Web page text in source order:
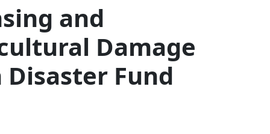
and
Damage
Fund